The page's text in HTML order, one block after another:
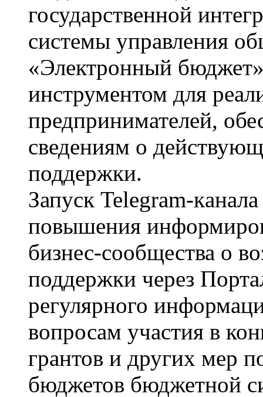
государственной
системы управления
«Электронный
инструментом для
предпринимателей,
сведениям о
поддержки.
Запуск Telegram-
повышения
бизнес-сообщества о
поддержки через
регулярного
вопросам участия в
грантов и других мер
бюджетов бюджетной